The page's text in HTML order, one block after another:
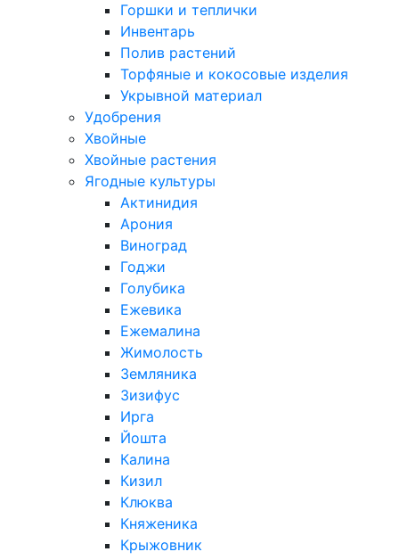
Горшки и теплички
Инвентарь
Полив растений
Торфяные и кокосовые изделия
Укрывной материал
Удобрения
Хвойные
Хвойные растения
Ягодные культуры
Актинидия
Арония
Виноград
Годжи
Голубика
Ежевика
Ежемалина
Жимолость
Земляника
Зизифус
Ирга
Йошта
Калина
Кизил
Клюква
Княженика
Крыжовник